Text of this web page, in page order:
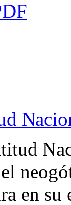
en